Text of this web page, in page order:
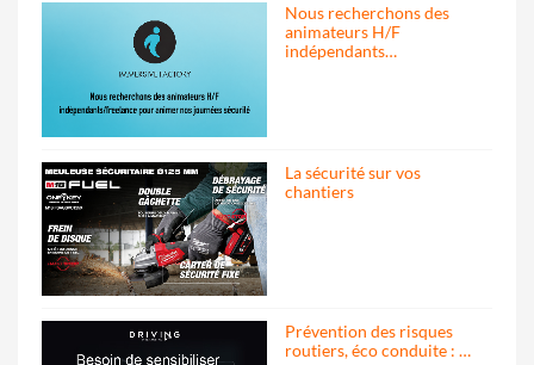
Nous recherchons des
animateurs H/F
indépendants…
La sécurité sur vos
chantiers
Prévention des risques
routiers, éco conduite : …